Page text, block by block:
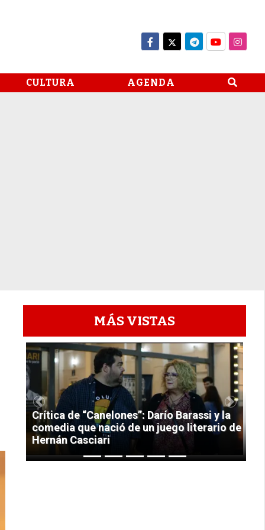
CULTURA AGENDA
MÁS VISTAS
1
Crítica de “Canelones”: Darío Barassi y la
comedia que nació de un juego literario de
Hernán Casciari
Previous Next